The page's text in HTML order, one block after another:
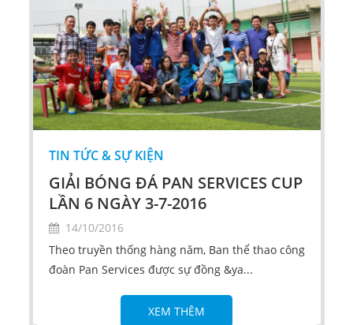
TIN TỨC & SỰ KIỆN
GIẢI BÓNG ĐÁ PAN SERVICES CUP
LẦN 6 NGÀY 3-7-2016
14/10/2016
Theo truyền thống hàng năm, Ban thể thao công
đoàn Pan Services được sự đồng &ya...
XEM THÊM